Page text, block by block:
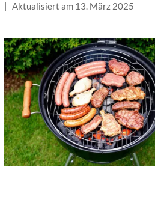
| Aktualisiert am 13. März 2025